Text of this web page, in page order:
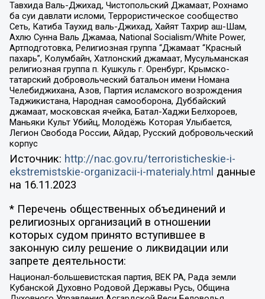
Тавхида Валь-Джихад, Чистопольский Джамаат, Рохнамо
ба суи давлати исломи, Террористическое сообщество
Сеть, Катиба Таухид валь-Джихад, Хайят Тахрир аш-Шам,
Ахлю Сунна Валь Джамаа, National Socialism/White Power,
Артподготовка, Религиозная группа “Джамаат “Красный
пахарь”, Колумбайн, Хатлонский джамаат, Мусульманская
религиозная группа п. Кушкуль г. Оренбург, Крымско-
татарский добровольческий батальон имени Номана
Челебиджихана, Азов, Партия исламского возрождения
Таджикистана, Народная самооборона, Дуббайский
джамаат, московская ячейка, Батал-Хаджи Белхороев,
Маньяки Культ Убийц, Молодёжь Которая Улыбается,
Легион Свобода России, Айдар, Русский добровольческий
корпус
Источник: http://nac.gov.ru/terroristicheskie-i-
ekstremistskie-organizacii-i-materialy.html данные
на 16.11.2023
* Перечень общественных объединений и
религиозных организаций в отношении
которых судом принято вступившее в
законную силу решение о ликвидации или
запрете деятельности:
Национал-большевистская партия, ВЕК РА, Рада земли
Кубанской Духовно Родовой Державы Русь, Община